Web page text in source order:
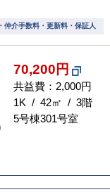
仲介手数料・更新料・保証人
70,200円
共益費：2,000円
1K / 42㎡ / 3階
5号棟301号室